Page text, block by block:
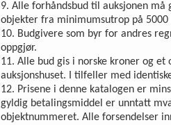
9. Alle forhåndsbud til auksjonen
objekter fra minimumsutrop på 5000
10. Budgivere som byr for andres
oppgjør.
11. Alle bud gis i norske kroner og
auksjonshuset. I tilfeller med
12. Prisene i denne katalogen er
gyldig betalingsmiddel er unntatt
objektnummeret. Alle forsendelser